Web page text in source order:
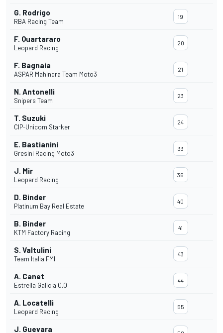
G. Rodrigo
RBA Racing Team
19
F. Quartararo
Leopard Racing
20
F. Bagnaia
ASPAR Mahindra Team Moto3
21
N. Antonelli
Snipers Team
23
T. Suzuki
CIP-Unicom Starker
24
E. Bastianini
Gresini Racing Moto3
33
J. Mir
Leopard Racing
36
D. Binder
Platinum Bay Real Estate
40
B. Binder
KTM Factory Racing
41
S. Valtulini
Team Italia FMI
43
A. Canet
Estrella Galicia 0,0
44
A. Locatelli
Leopard Racing
55
J. Guevara